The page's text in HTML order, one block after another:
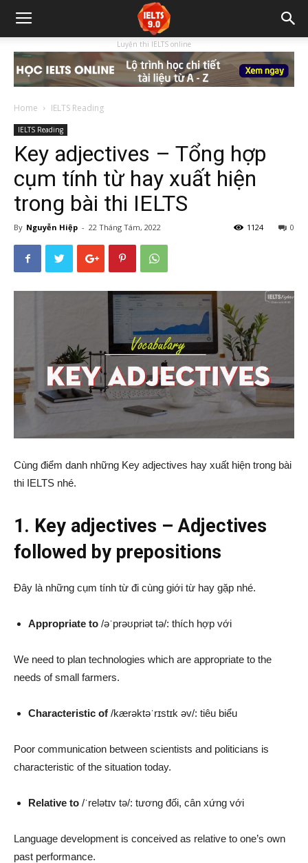
Luyện thi IELTS online
Home IELTS Reading
IELTS Reading
Key adjectives – Tổng hợp
cụm tính từ hay xuất hiện
trong bài thi IELTS
By Nguyễn Hiệp - 22 Tháng Tám, 2022 0
1124
Cùng điểm danh những Key adjectives hay xuất hiện trong bài
thi IELTS nhé.
1. Key adjectives – Adjectives
followed by prepositions
Đây là những cụm tính từ đi cùng giới từ hay gặp nhé.
Appropriate to /əˈprəʊpriət tə/: thích hợp với
We need to plan technologies which are appropriate to the
needs of small farmers.
Characteristic of /kærəktəˈrɪstɪk əv/: tiêu biểu
Poor communication between scientists and politicians is
characteristic of the situation today.
Relative to /ˈrelətɪv tə/: tương đối, cân xứng với
Language development is conceived as relative to one’s own
past performance.